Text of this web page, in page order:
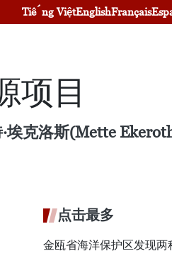
Tiếng ViệtEnglishFrançais
项目
埃克洛斯(Mette
点击最多
金瓯省海洋保护区发现两